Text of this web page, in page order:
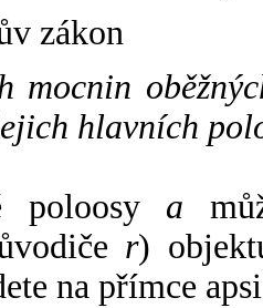
zákon
mocnin
hlavních
poloosy a
r)
na přímce